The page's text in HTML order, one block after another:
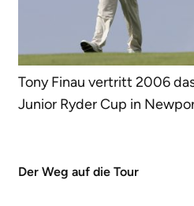
Tony Finau vertritt 2006
Junior Ryder Cup in
Der Weg auf die Tour